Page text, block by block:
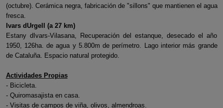
(octubre). Cerámica negra, fabricación de "sillons" que mantienen el agua
fresca.
Ivars dUrgell (a 27 km)
Estany dIvars-Vilasana, Recuperación del estanque, desecado el año
1950, 126ha. de agua y 5.800m de perímetro. Lago interior más grande
de Cataluña. Espacio natural protegido.
Actividades Propias
- Bicicleta.
- Quiromasajista en casa.
- Visitas de campos de viña, olivos, almendroas.